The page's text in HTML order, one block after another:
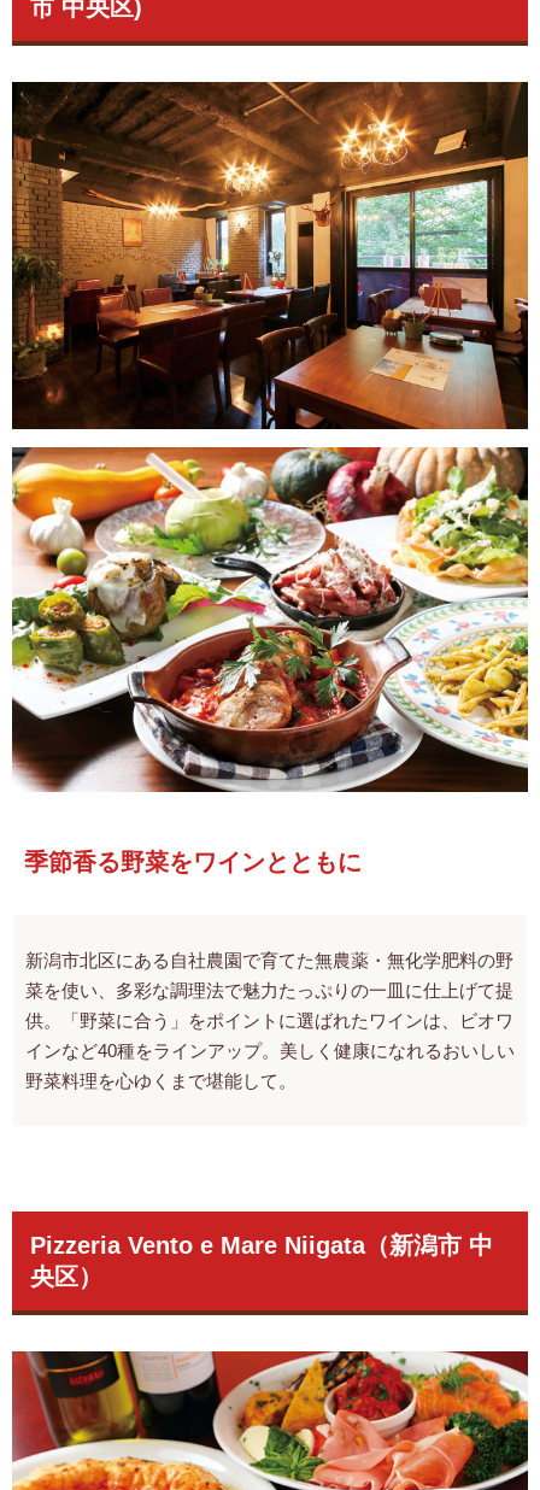
市 中央区)
季節香る野菜をワインとともに
新潟市北区にある自社農園で育てた無農薬・無化学肥料の野
菜を使い、多彩な調理法で魅力たっぷりの一皿に仕上げて提
供。「野菜に合う」をポイントに選ばれたワインは、ビオワ
インなど40種をラインアップ。美しく健康になれるおいしい
野菜料理を心ゆくまで堪能して。
Pizzeria Vento e Mare Niigata（新潟市 中
央区）